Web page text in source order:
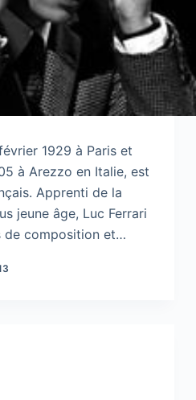
1929 à Paris et
à Arezzo en Italie, est
Apprenti de la
jeune âge, Luc Ferrari
de composition et…